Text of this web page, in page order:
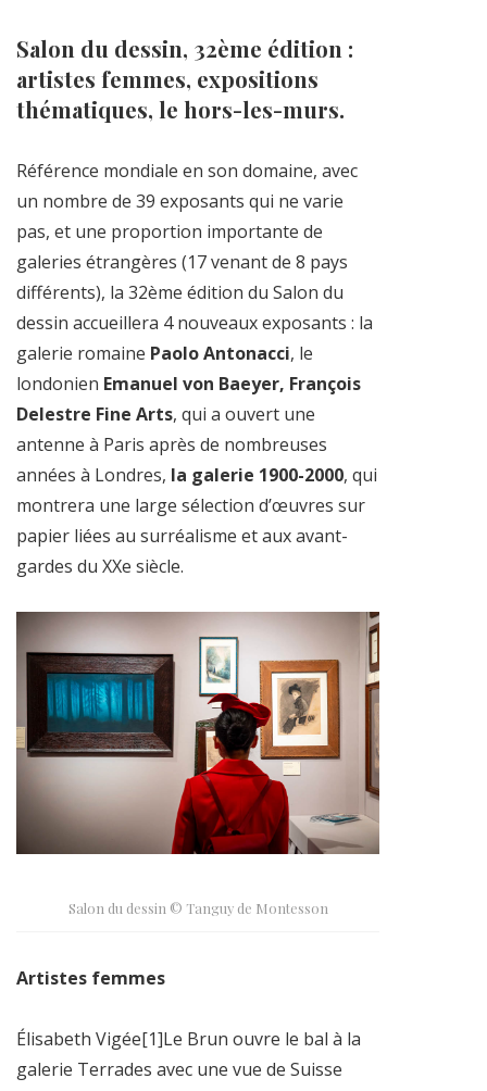
Salon du dessin, 32ème édition :
artistes femmes, expositions
thématiques, le hors-les-murs.
Référence mondiale en son domaine, avec
un nombre de 39 exposants qui ne varie
pas, et une proportion importante de
galeries étrangères (17 venant de 8 pays
différents), la 32ème édition du Salon du
dessin accueillera 4 nouveaux exposants : la
galerie romaine Paolo Antonacci, le
londonien Emanuel von Baeyer, François
Delestre Fine Arts, qui a ouvert une
antenne à Paris après de nombreuses
années à Londres, la galerie 1900-2000, qui
montrera une large sélection d’œuvres sur
papier liées au surréalisme et aux avant-
gardes du XXe siècle.
Salon du dessin © Tanguy de Montesson
Artistes femmes
Élisabeth Vigée[1]Le Brun ouvre le bal à la
galerie Terrades avec une vue de Suisse